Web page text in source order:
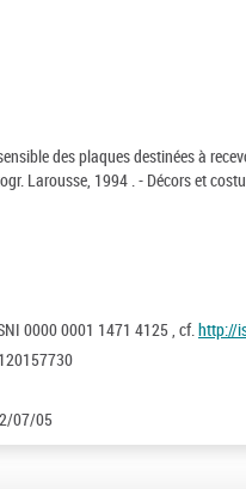
des plaques destinées à
Larousse, 1994 . - Décors et
0000 0001 1471 4125 , cf.http://
07/05